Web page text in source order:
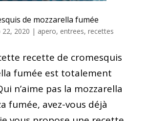
de mozzarella fumée
22, 2020 | apero, entrees, recettes
recette de cromesquis
fumée est totalement
n’aime pas la mozzarella
fumée, avez-vous déjà